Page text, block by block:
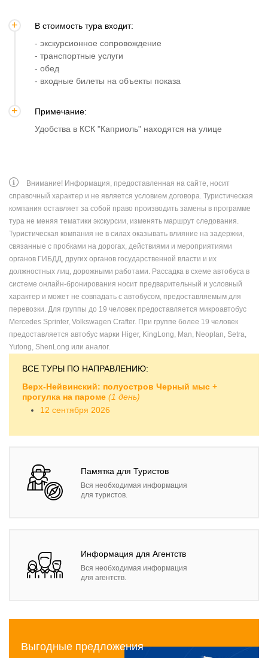
В стоимость тура входит:
- экскурсионное сопровождение
- транспортные услуги
- обед
- входные билеты на объекты показа
Примечание:
Удобства в КСК "Каприоль" находятся на улице
Внимание! Информация, предоставленная на сайте, носит
справочный характер и не является условием договора. Туристическая
компания оставляет за собой право производить замены в программе
тура не меняя тематики экскурсии, изменять маршрут следования.
Туристическая компания не в силах оказывать влияние на задержки,
связанные с пробками на дорогах, действиями и мероприятиями
органов ГИБДД, других органов государственной власти и их
должностных лиц, дорожными работами. Рассадка в схеме автобуса в
системе онлайн-бронирования носит предварительный и условный
характер и может не совпадать с автобусом, предоставляемым для
перевозки. Для группы до 19 человек предоставляется микроавтобус
Mercedes Sprinter, Volkswagen Crafter. При группе более 19 человек
предоставляется автобус марки Higer, KingLong, Man, Neoplan, Setra,
Yutong, ShenLong или аналог.
ВСЕ ТУРЫ ПО НАПРАВЛЕНИЮ:
Верх-Нейвинский: полуостров Черный мыс +
прогулка на пароме (1 день)
12 сентября 2026
Памятка для Туристов
Вся необходимая информация
для туристов.
Информация для Агентств
Вся необходимая информация
для агентств.
Выгодные предложения